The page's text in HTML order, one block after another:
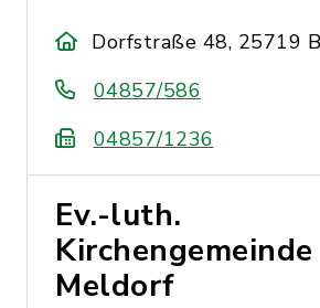
Dorfstraße 48, 25719
04857/586
04857/1236
Ev.-luth.
Kirchengemeinde
Meldorf